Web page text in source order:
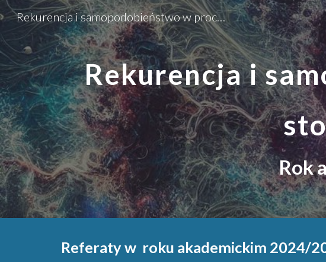
Skip to main
Rekurencja i samopodobieństwo w procesach stochastycznych
Rekurencja i
Rok
Referaty w roku akademickim 2024/